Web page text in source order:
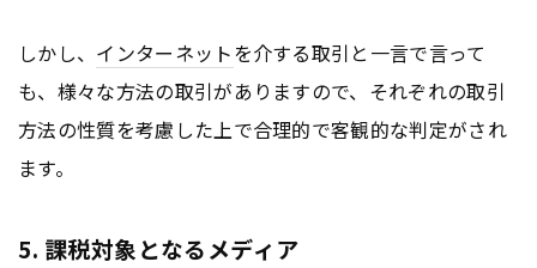
しかし、 インターネットを介する取引と一言で言って
も、様々な方法の取引がありますので、それぞれの取引
方法の性質を考慮した上で合理的で客観的な判定がされ
ます。
5. 課税対象となるメディア